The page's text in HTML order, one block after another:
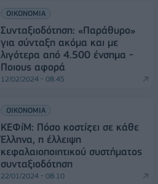
ΟΙΚΟΝΟΜΙΑ
Συνταξιοδότηση: «Παράθυρο»
για σύνταξη ακόμα και με
λιγότερα από 4.500 ένσημα -
Ποιους αφορά
12/02/2024 - 08:45
ΟΙΚΟΝΟΜΙΑ
ΚΕΦίΜ: Πόσο κοστίζει σε κάθε
Έλληνα, η έλλειψη
κεφαλαιοποιητικού συστήματος
συνταξιοδότηση
22/01/2024 - 08:10